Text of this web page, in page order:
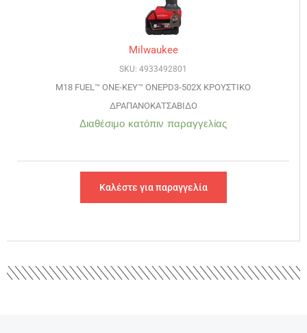
Milwaukee
SKU: 4933492801
M18 FUEL™ ONE-KEY™ ONEPD3-502X ΚΡΟΥΣΤΙΚΟ
ΔΡΑΠΑΝΟΚΑΤΣΑΒΙΔΟ
Διαθέσιμο κατόπιν παραγγελίας
Καλέστε για παραγγελία